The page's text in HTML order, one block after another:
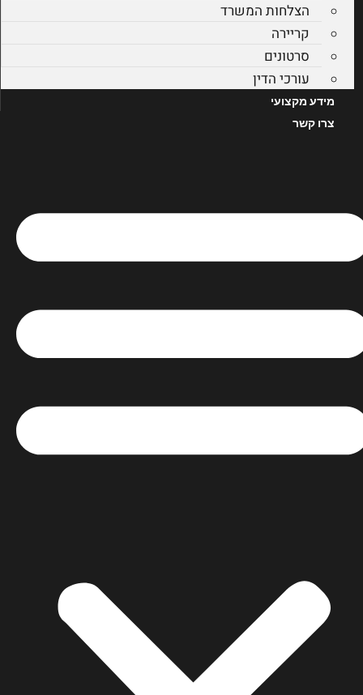
הצלחות המשרד
קריירה
סרטונים
עורכי הדין
מידע מקצועי
צרו קשר